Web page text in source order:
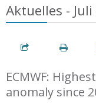
Aktuelles - Juli
ECMWF:
anomaly since